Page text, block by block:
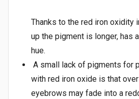
Thanks to the red iron oxidity
up the pigment is longer, has
hue.
A small lack of pigments for
with red iron oxide is that
eyebrows may fade into a